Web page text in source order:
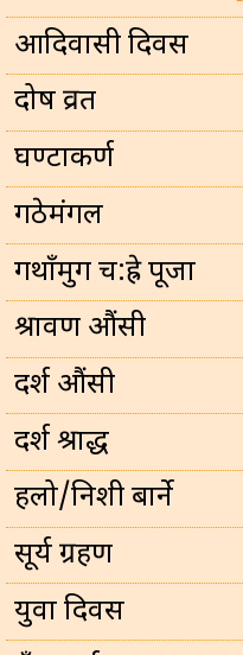
आदिवासी दिवस
प्रदोष व्रत
घण्टाकर्ण
गठेमंगल
गथाँमुग च:ह्रे पूजा
श्रावण औंसी
दर्श औंसी
दर्श श्राद्ध
हलो/निशी बार्ने
सूर्य ग्रहण
युवा दिवस